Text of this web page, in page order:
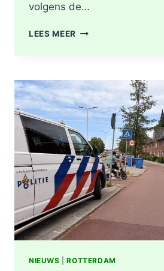
volgens de…
LEES MEER GEWONDE
AANRIJDING
PITTSBURGHSTRAAT
IN
ROTTERDAM
NIEUWS |ROTTERDAM